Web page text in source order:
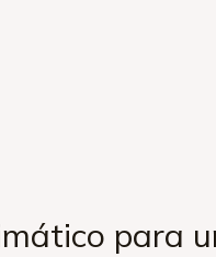
para